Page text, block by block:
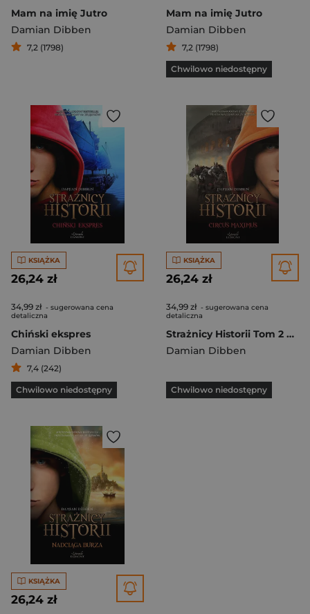
Mam na imię Jutro
Damian Dibben
7,2 (1798)
Mam na imię Jutro
Damian Dibben
7,2 (1798)
Chwilowo niedostępny
KSIĄŻKA
26,24 zł
34,99 zł - sugerowana cena
detaliczna
Chiński ekspres
Damian Dibben
7,4 (242)
Chwilowo niedostępny
KSIĄŻKA
26,24 zł
34,99 zł - sugerowana cena
detaliczna
Strażnicy Historii Tom 2 Circus Maximus
Damian Dibben
Chwilowo niedostępny
KSIĄŻKA
26,24 zł